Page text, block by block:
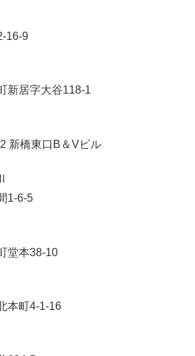
16-9
新居字大谷118-1
新橋東口B＆Vビル
1-6-5
堂本38-10
本町4-1-16